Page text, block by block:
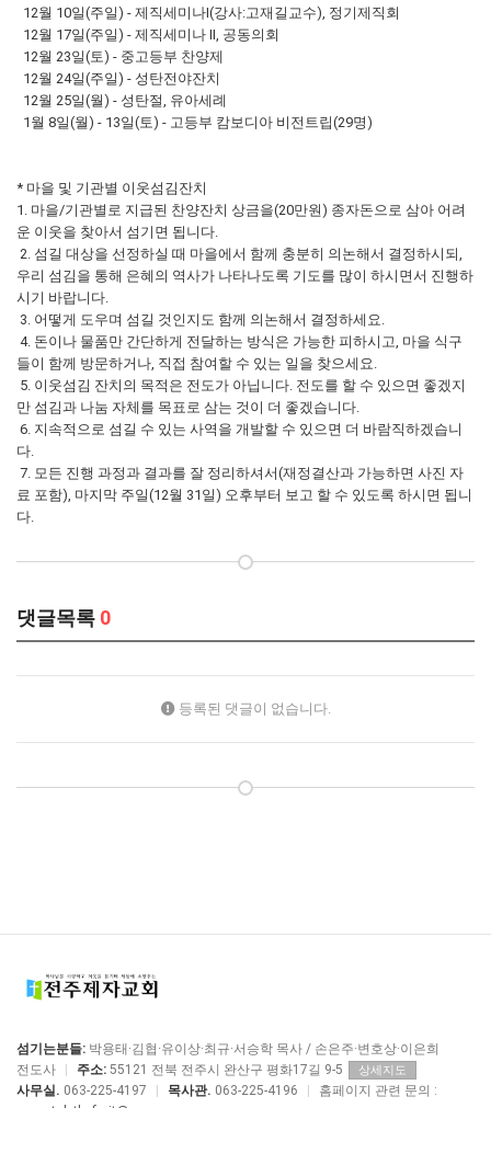
12월 10일(주일) - 제직세미나Ⅰ(강사:고재길교수), 정기제직회
12월 17일(주일) - 제직세미나 Ⅱ, 공동의회
12월 23일(토) - 중고등부 찬양제
12월 24일(주일) - 성탄전야잔치
12월 25일(월) - 성탄절, 유아세례
1월 8일(월) - 13일(토) - 고등부 캄보디아 비전트립(29명)
* 마을 및 기관별 이웃섬김잔치
1. 마을/기관별로 지급된 찬양잔치 상금을(20만원) 종자돈으로 삼아 어려
운 이웃을 찾아서 섬기면 됩니다.
2. 섬길 대상을 선정하실 때 마을에서 함께 충분히 의논해서 결정하시되,
우리 섬김을 통해 은혜의 역사가 나타나도록 기도를 많이 하시면서 진행하
시기 바랍니다.
3. 어떻게 도우며 섬길 것인지도 함께 의논해서 결정하세요.
4. 돈이나 물품만 간단하게 전달하는 방식은 가능한 피하시고, 마을 식구
들이 함께 방문하거나, 직접 참여할 수 있는 일을 찾으세요.
5. 이웃섬김 잔치의 목적은 전도가 아닙니다. 전도를 할 수 있으면 좋겠지
만 섬김과 나눔 자체를 목표로 삼는 것이 더 좋겠습니다.
6. 지속적으로 섬길 수 있는 사역을 개발할 수 있으면 더 바람직하겠습니
다.
7. 모든 진행 과정과 결과를 잘 정리하셔서(재정결산과 가능하면 사진 자
료 포함), 마지막 주일(12월 31일) 오후부터 보고 할 수 있도록 하시면 됩니
다.
댓글목록 0
등록된 댓글이 없습니다.
섬기는분들: 박용태·김협·유이상·최규·서승학 목사 / 손은주·변호상·이은희
전도사
주소: 55121 전북 전주시 완산구 평화17길 9-5 상세지도
사무실. 063-225-4197 목사관. 063-225-4196
홈페이지 관련 문의 :
manstolethefruit@me.com